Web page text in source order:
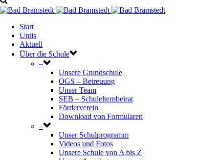
Start
Untis
Aktuell
Über die Schule
–
Unsere Grundschule
OGS – Betreuung
Unser Team
SEB – Schulelternbeirat
Förderverein
Download von Formularen
–
Unser Schulprogramm
Videos und Fotos
Unsere Schule von A bis Z